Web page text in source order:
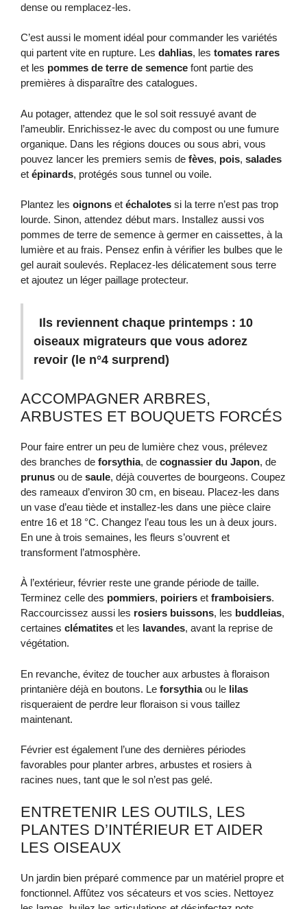
dense ou remplacez-les.
C’est aussi le moment idéal pour commander les variétés
qui partent vite en rupture. Les dahlias, les tomates rares
et les pommes de terre de semence font partie des
premières à disparaître des catalogues.
Au potager, attendez que le sol soit ressuyé avant de
l’ameublir. Enrichissez-le avec du compost ou une fumure
organique. Dans les régions douces ou sous abri, vous
pouvez lancer les premiers semis de fèves, pois, salades
et épinards, protégés sous tunnel ou voile.
Plantez les oignons et échalotes si la terre n’est pas trop
lourde. Sinon, attendez début mars. Installez aussi vos
pommes de terre de semence à germer en caissettes, à la
lumière et au frais. Pensez enfin à vérifier les bulbes que le
gel aurait soulevés. Replacez-les délicatement sous terre
et ajoutez un léger paillage protecteur.
Ils reviennent chaque printemps : 10
oiseaux migrateurs que vous adorez
revoir (le n°4 surprend)
ACCOMPAGNER ARBRES,
ARBUSTES ET BOUQUETS FORCÉS
Pour faire entrer un peu de lumière chez vous, prélevez
des branches de forsythia, de cognassier du Japon, de
prunus ou de saule, déjà couvertes de bourgeons. Coupez
des rameaux d’environ 30 cm, en biseau. Placez-les dans
un vase d’eau tiède et installez-les dans une pièce claire
entre 16 et 18 °C. Changez l’eau tous les un à deux jours.
En une à trois semaines, les fleurs s’ouvrent et
transforment l’atmosphère.
À l’extérieur, février reste une grande période de taille.
Terminez celle des pommiers, poiriers et framboisiers.
Raccourcissez aussi les rosiers buissons, les buddleias,
certaines clématites et les lavandes, avant la reprise de
végétation.
En revanche, évitez de toucher aux arbustes à floraison
printanière déjà en boutons. Le forsythiaou le lilas
risqueraient de perdre leur floraison si vous taillez
maintenant.
Février est également l’une des dernières périodes
favorables pour planter arbres, arbustes et rosiers à
racines nues, tant que le sol n’est pas gelé.
ENTRETENIR LES OUTILS, LES
PLANTES D’INTÉRIEUR ET AIDER
LES OISEAUX
Un jardin bien préparé commence par un matériel propre et
fonctionnel. Affûtez vos sécateurs et vos scies. Nettoyez